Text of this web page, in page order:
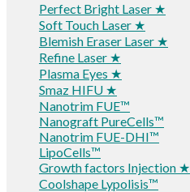
Perfect Bright Laser ★
Soft Touch Laser ★
Blemish Eraser Laser ★
Refine Laser ★
Plasma Eyes ★
Smaz HIFU ★
Nanotrim FUE™
Nanograft PureCells™
Nanotrim FUE-DHI™
LipoCells™
Growth factors Injection ★
Coolshape Lypolisis™